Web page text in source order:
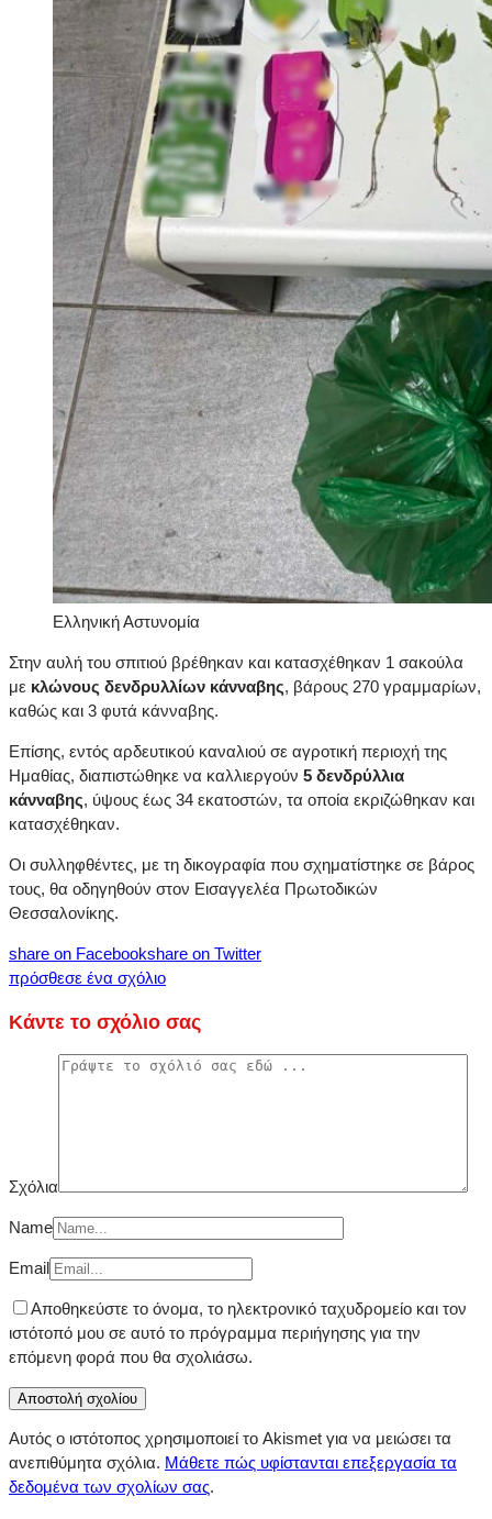
Ελληνική Αστυνομία
Στην αυλή του σπιτιού βρέθηκαν και κατασχέθηκαν 1 σακούλα
με κλώνους δενδρυλλίων κάνναβης, βάρους 270 γραμμαρίων,
καθώς και 3 φυτά κάνναβης.
Επίσης, εντός αρδευτικού καναλιού σε αγροτική περιοχή της
Ημαθίας, διαπιστώθηκε να καλλιεργούν 5 δενδρύλλια
κάνναβης, ύψους έως 34 εκατοστών, τα οποία εκριζώθηκαν και
κατασχέθηκαν.
Οι συλληφθέντες, με τη δικογραφία που σχηματίστηκε σε βάρος
τους, θα οδηγηθούν στον Εισαγγελέα Πρωτοδικών
Θεσσαλονίκης.
share on Facebookshare on Twitter
πρόσθεσε ένα σχόλιο
Κάντε το σχόλιο σας
Σχόλια
Name
Email
Αποθηκεύστε το όνομα, το ηλεκτρονικό ταχυδρομείο και τον
ιστότοπό μου σε αυτό το πρόγραμμα περιήγησης για την
επόμενη φορά που θα σχολιάσω.
Αυτός ο ιστότοπος χρησιμοποιεί το Akismet για να μειώσει τα
ανεπιθύμητα σχόλια. Μάθετε πώς υφίστανται επεξεργασία τα
δεδομένα των σχολίων σας.